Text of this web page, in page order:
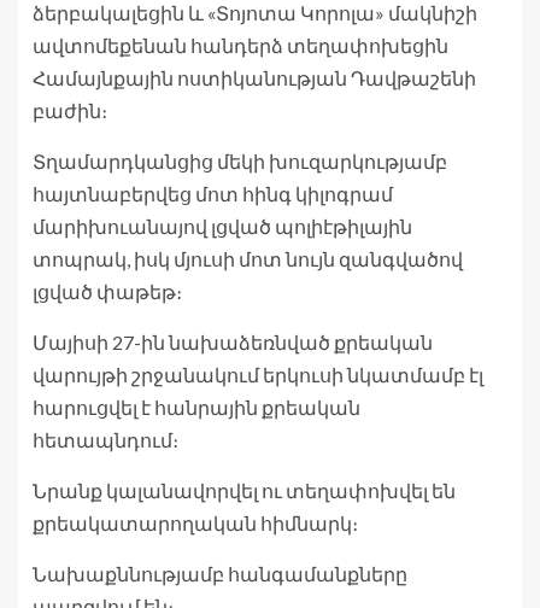
ձերբակալեցին և «Տոյոտա Կորոլա» մակնիշի
ավտոմեքենան հանդերձ տեղափոխեցին
Համայնքային ոստիկանության Դավթաշենի
բաժին։
Տղամարդկանցից մեկի խուզարկությամբ
հայտնաբերվեց մոտ հինգ կիլոգրամ
մարիխուանայով լցված պոլիէթիլային
տոպրակ, իսկ մյուսի մոտ նույն զանգվածով
լցված փաթեթ։
Մայիսի 27-ին նախաձեռնված քրեական
վարույթի շրջանակում երկուսի նկատմամբ էլ
հարուցվել է հանրային քրեական
հետապնդում։
Նրանք կալանավորվել ու տեղափոխվել են
քրեակատարողական հիմնարկ։
Նախաքննությամբ հանգամանքները